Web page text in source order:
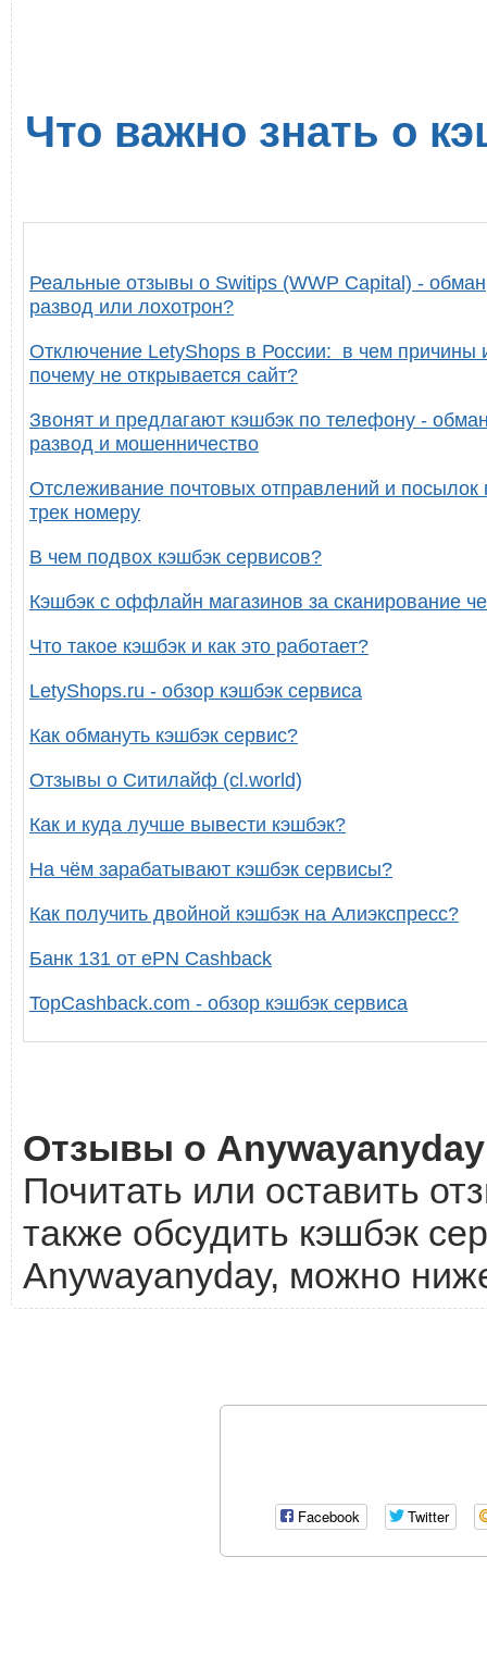
Что важно знать о
Реальные отзывы о Switips (WWP Capital) -
развод или лохотрон?
Отключение LetyShops в России: в чем причины
почему не открывается сайт?
Звонят и предлагают кэшбэк по телефону -
развод и мошенничество
Отслеживание почтовых отправлений и посылок
трек номеру
В чем подвох кэшбэк сервисов?
Кэшбэк с оффлайн магазинов за сканирование
Что такое кэшбэк и как это работает?
LetyShops.ru - обзор кэшбэк сервиса
Как обмануть кэшбэк сервис?
Отзывы о Ситилайф (cl.world)
Как и куда лучше вывести кэшбэк?
На чём зарабатывают кэшбэк сервисы?
Как получить двойной кэшбэк на Алиэкспресс?
Банк 131 от ePN Cashback
TopCashback.com - обзор кэшбэк сервиса
Отзывы о Anywayanyday
Почитать или оставить
также обсудить кэшбэк
Anywayanyday, можно
Facebook Twitter